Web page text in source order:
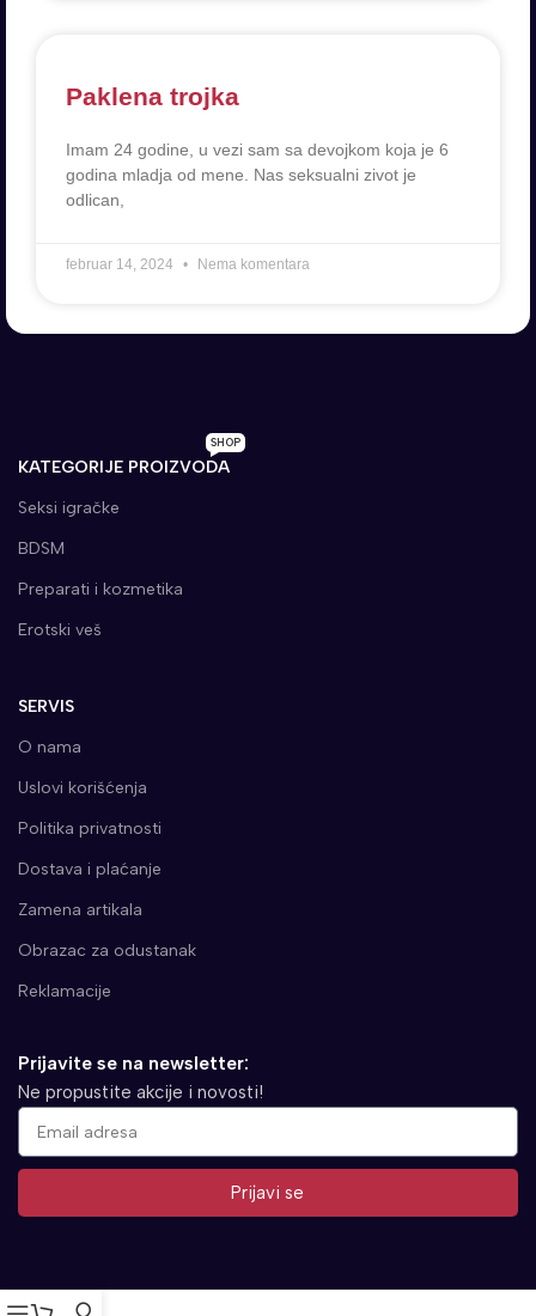
Paklena trojka
Imam 24 godine, u vezi sam sa devojkom koja je 6
godina mladja od mene. Nas seksualni zivot je
odlican,
februar 14, 2024 Nema komentara
KATEGORIJE PROIZVODA
SHOP
Seksi igračke
BDSM
Preparati i kozmetika
Erotski veš
SERVIS
O nama
Uslovi korišćenja
Politika privatnosti
Dostava i plaćanje
Zamena artikala
Obrazac za odustanak
Reklamacije
Prijavite se na newsletter:
Ne propustite akcije i novosti!
Prijavi se